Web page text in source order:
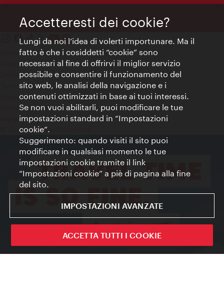
Contatti
Colophon
Dichiarazione sulla protezione dei dati
Terms of Use
Accessibilità
Contatto stampa
Impostazioni cookie
© Copyright WienTourismus
Accetteresti dei cookie?
Lungi da noi l’idea di volerti importunare. Ma il
fatto è che i cosiddetti “cookie” sono
necessari al fine di offrirvi il miglior servizio
possibile e consentire il funzionamento del
sito web, le analisi della navigazione e i
contenuti ottimizzati in base ai tuoi interessi.
Se non vuoi abilitarli, puoi modificare le tue
impostazioni standard in “Impostazioni
cookie”.
Suggerimento: quando visiti il sito puoi
modificare in qualsiasi momento le tue
impostazioni cookie tramite il link
“Impostazioni cookie” a piè di pagina alla fine
del sito.
IMPOSTAZIONI AVANZATE
ACCETTA TUTTI I COOKIE